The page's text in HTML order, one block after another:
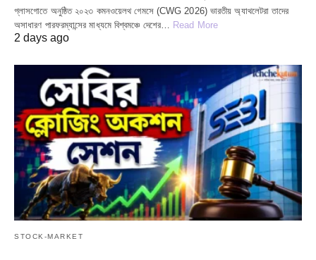
গ্লাসগোতে অনুষ্ঠিত ২০২৩ কমনওয়েলথ গেমসে (CWG 2026) ভারতীয় অ্যাথলেটরা তাদের
অসাধারণ পারফরম্যান্সের মাধ্যমে বিশ্বমঞ্চে দেশের… Read More
2 days ago
STOCK-MARKET